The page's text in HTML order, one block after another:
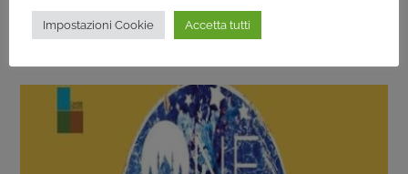
Montefalco (Pg) – Fuga Del Bove 2026 – Dal
30/07/2026 Al 19/08/2026
Impostazioni Cookie Accetta tutti